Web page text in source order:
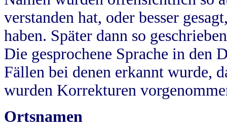
verstanden hat, oder besser
haben. Später dann so
Die gesprochene Sprache in
Fällen bei denen erkannt wurde,
wurden Korrekturen
Ortsnamen